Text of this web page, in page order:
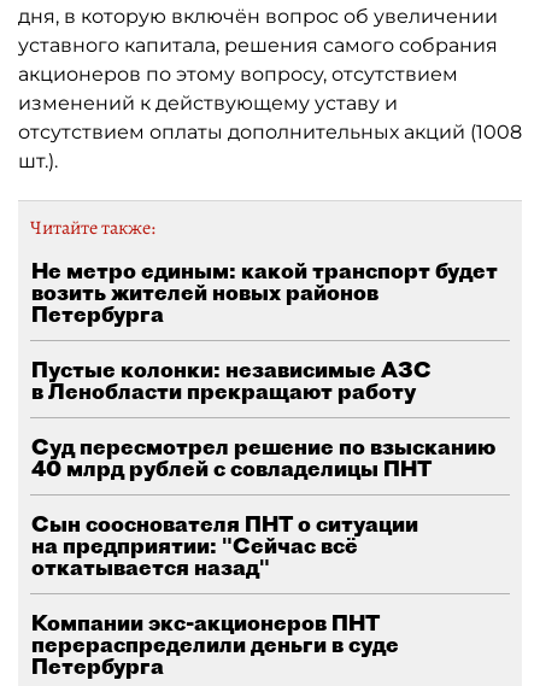
дня, в которую включён вопрос об увеличении
уставного капитала, решения самого собрания
акционеров по этому вопросу, отсутствием
изменений к действующему уставу и
отсутствием оплаты дополнительных акций (1008
шт.).
Читайте также:
Не метро единым: какой транспорт будет
возить жителей новых районов
Петербурга
Пустые колонки: независимые АЗС
в Ленобласти прекращают работу
Суд пересмотрел решение по взысканию
40 млрд рублей с совладелицы ПНТ
Сын сооснователя ПНТ о ситуации
на предприятии: "Сейчас всё
откатывается назад"
Компании экс-акционеров ПНТ
перераспределили деньги в суде
Петербурга